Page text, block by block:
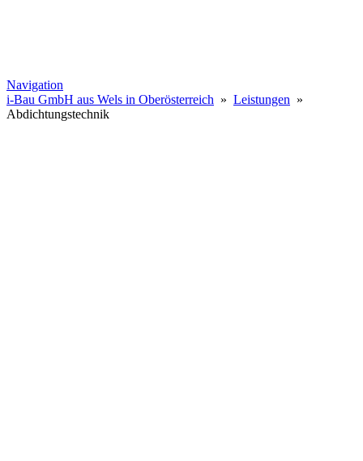
Navigation
i-Bau GmbH aus Wels in Oberösterreich » Leistungen »
Abdichtungstechnik